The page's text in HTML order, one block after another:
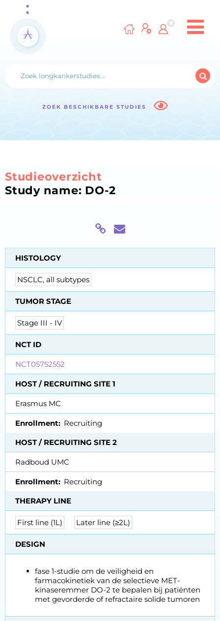
ZOEK BESCHIKBARE STUDIES
Studieoverzicht
Study name: DO-2
HISTOLOGY
NSCLC, all subtypes
TUMOR STAGE
Stage III - IV
NCT ID
NCT05752552
HOST / RECRUITING SITE 1
Erasmus MC
Enrollment Recruiting
HOST / RECRUITING SITE 2
Radboud UMC
Enrollment Recruiting
THERAPY LINE
First line (1L) Later line (≥2L)
DESIGN
fase 1-studie om de veiligheid en
farmacokinetiek van de selectieve MET-
kinaseremmer DO-2 te bepalen bij patiënten
met gevorderde of refractaire solide tumoren